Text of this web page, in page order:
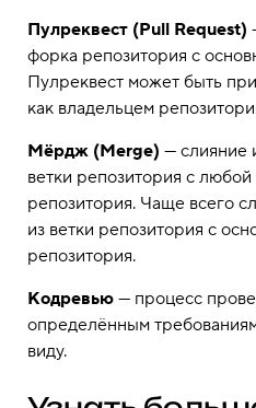
Пулреквест (Pull Request)
форка репозитория с
Пулреквест может быть
как владельцем
Мёрдж (Merge) — слияние
ветки репозитория с
репозитория. Чаще всего
из ветки репозитория с
репозитория.
Кодревью — процесс
определённым
виду.